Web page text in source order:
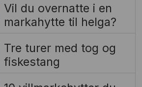
Vil du overnatte i en
markahytte til helga?
Tre turer med tog og
fiskestang